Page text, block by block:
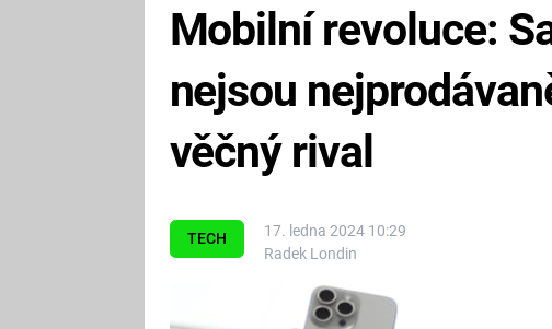
TECH
17. ledna 2024 10:29
Radek Londin
Mobilní revoluce:
nejsou
věčný rival